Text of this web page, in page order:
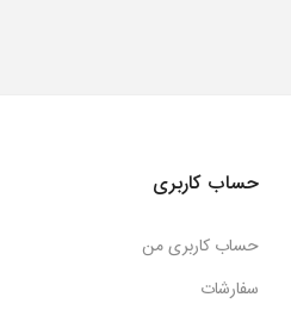
حساب کاربری
حساب کاربری من
سفارشات